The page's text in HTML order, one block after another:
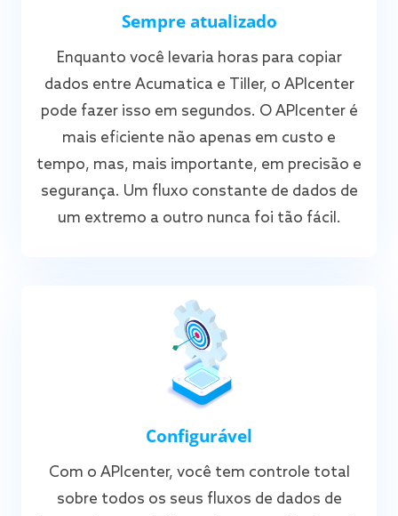
Sempre atualizado
Enquanto você levaria horas para copiar
dados entre Acumatica e Tiller, o APIcenter
pode fazer isso em segundos. O APIcenter é
mais eficiente não apenas em custo e
tempo, mas, mais importante, em precisão e
segurança. Um fluxo constante de dados de
um extremo a outro nunca foi tão fácil.
Configurável
Com o APIcenter, você tem controle total
sobre todos os seus fluxos de dados de